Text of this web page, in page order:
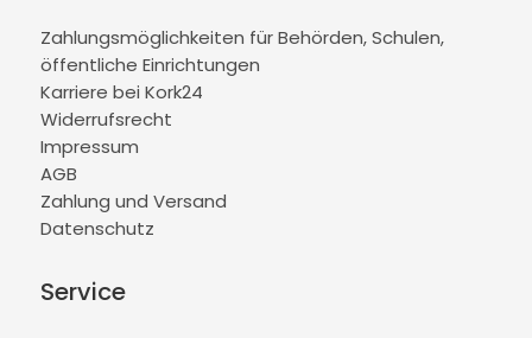
Zahlungsmöglichkeiten für Behörden, Schulen,
öffentliche Einrichtungen
Karriere bei Kork24
Widerrufsrecht
Impressum
AGB
Zahlung und Versand
Datenschutz
Service